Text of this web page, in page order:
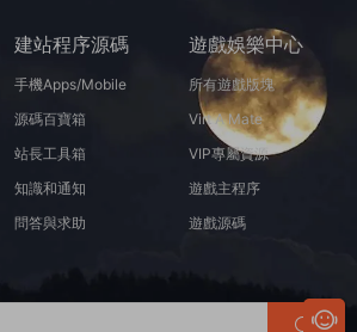
建站程序源碼
手機Apps/Mobile
源碼百寶箱
站長工具箱
知識和通知
問答與求助
遊戲娛樂中心
所有遊戲版塊
Virt A Mate
VIP專屬資源
遊戲主程序
遊戲源碼